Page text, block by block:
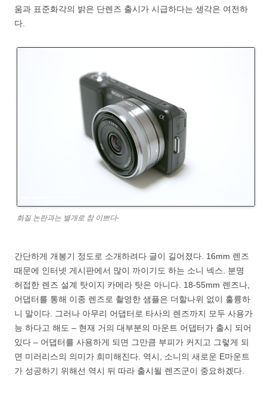
움과 표준화각의 밝은 단렌즈 출시가 시급하다는 생각은 여전하
다.
화질 논란과는 별개로 참 이쁘다-
간단하게 개봉기 정도로 소개하려다 글이 길어졌다. 16mm 렌즈
때문에 인터넷 게시판에서 많이 까이기도 하는 소니 넥스. 분명
허접한 렌즈 설계 탓이지 카메라 탓은 아니다. 18-55mm 렌즈나,
어댑터를 통해 이종 렌즈로 촬영한 샘플은 더할나위 없이 훌륭하
니 말이다. 그러나 아무리 어댑터로 타사의 렌즈까지 모두 사용가
능 하다고 해도 – 현재 거의 대부분의 마운트 어댑터가 출시 되어
있다 – 어댑터를 사용하게 되면 그만큼 부피가 커지고 그렇게 되
면 미러리스의 의미가 희미해진다. 역시, 소니의 새로운 E마운트
가 성공하기 위해선 역시 뒤 따라 출시될 렌즈군이 중요하겠다.